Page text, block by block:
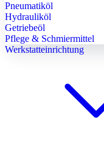
Pneumatiköl
Hydrauliköl
Getriebeöl
Pflege & Schmiermittel
Werkstatteinrichtung